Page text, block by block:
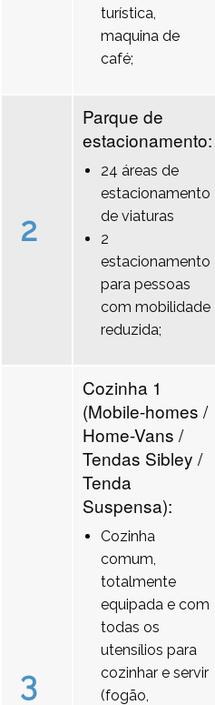
turística,
maquina de
café;
2
Parque de
estacionamento:
24 áreas de
estacionamento
de viaturas
2
estacionamento
para pessoas
com mobilidade
reduzida;
3
Cozinha 1
(Mobile-homes /
Home-Vans /
Tendas Sibley /
Tenda
Suspensa):
Cozinha
comum,
totalmente
equipada e com
todas os
utensílios para
cozinhar e servir
(fogão,